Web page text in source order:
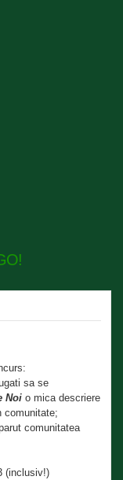
sa se
Noi o mica descriere
comunitate;
comunitatea
(inclusiv!)